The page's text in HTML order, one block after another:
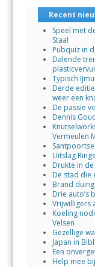
Recent
Speel met
Staal
Pubquiz in
Dalende
Typisch
Derde
weer een
De passie
Dennis
Vermeulen
Uitslag
Drukte in
De stad die
Brand
Drie auto’s
Vrijwilligers
Koeling
Velsen
Gezellige
Japan in
Een
Help mee